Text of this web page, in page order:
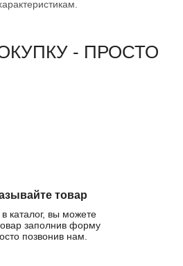
- ПРОСТО
товар
каталог, вы можете
заполнив форму
позвонив нам.